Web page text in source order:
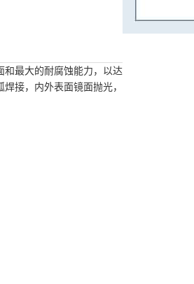
和最大的耐腐蚀能力，以达
接，内外表面镜面抛光，